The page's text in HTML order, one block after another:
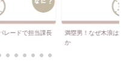
レードで担当課長
満塁男！なぜ木浪は満
か